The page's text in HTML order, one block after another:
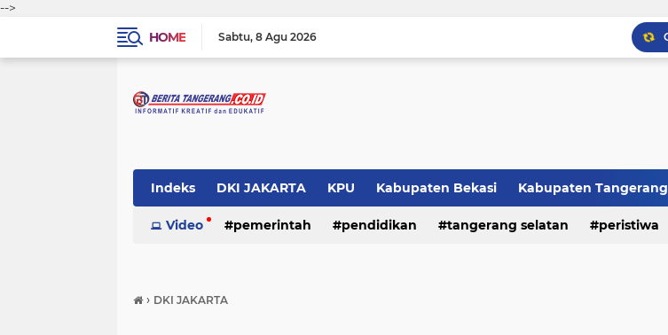
-->
HOME
Sabtu 8 Agu 2026
Indeks DKI JAKARTA KPU Kabupaten Bekasi Kabupaten Tangerang
Pemerintah Pendidikan Polri peristiwa
Video pemerintah pendidikan tangerang selatan peristiwa
› DKI JAKARTA